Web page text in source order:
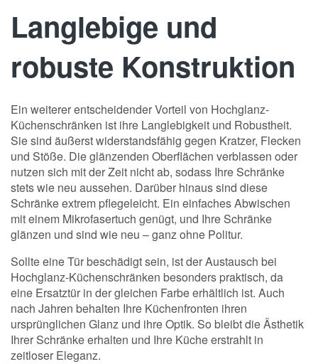
Langlebige und
robuste Konstruktion
Ein weiterer entscheidender Vorteil von Hochglanz-
Küchenschränken ist ihre Langlebigkeit und Robustheit.
Sie sind äußerst widerstandsfähig gegen Kratzer, Flecken
und Stöße. Die glänzenden Oberflächen verblassen oder
nutzen sich mit der Zeit nicht ab, sodass Ihre Schränke
stets wie neu aussehen. Darüber hinaus sind diese
Schränke extrem pflegeleicht. Ein einfaches Abwischen
mit einem Mikrofasertuch genügt, und Ihre Schränke
glänzen und sind wie neu – ganz ohne Politur.
Sollte eine Tür beschädigt sein, ist der Austausch bei
Hochglanz-Küchenschränken besonders praktisch, da
eine Ersatztür in der gleichen Farbe erhältlich ist. Auch
nach Jahren behalten Ihre Küchenfronten ihren
ursprünglichen Glanz und ihre Optik. So bleibt die Ästhetik
Ihrer Schränke erhalten und Ihre Küche erstrahlt in
zeitloser Eleganz.